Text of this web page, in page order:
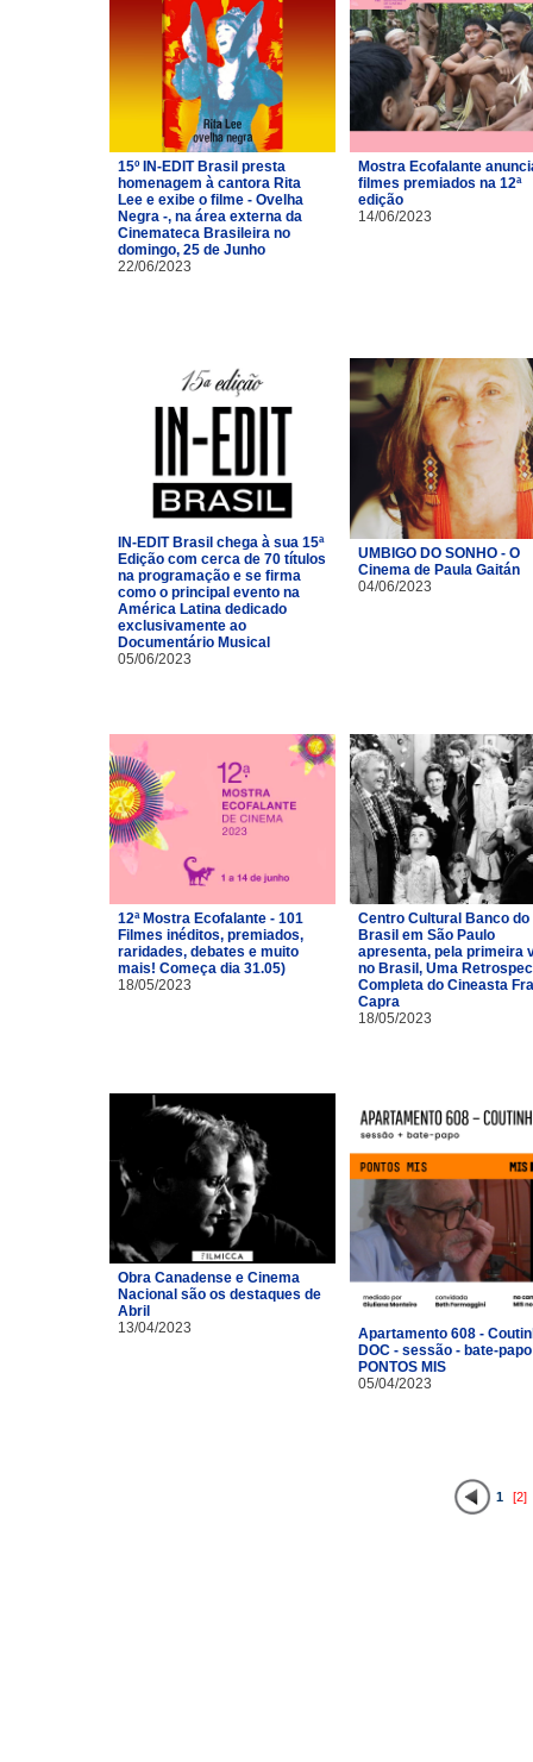
15º IN-EDIT Brasil presta
homenagem à cantora Rita
Lee e exibe o filme - Ovelha
Negra -, na área externa da
Cinemateca Brasileira no
domingo, 25 de Junho
22/06/2023
Mostra Ecofalante
filmes premiados na 12ª
edição
14/06/2023
IN-EDIT Brasil chega à sua 15ª
Edição com cerca de 70 títulos
na programação e se firma
como o principal evento na
América Latina dedicado
exclusivamente ao
Documentário Musical
05/06/2023
UMBIGO DO SONHO - O
Cinema de Paula Gaitán
04/06/2023
12ª Mostra Ecofalante - 101
Filmes inéditos, premiados,
raridades, debates e muito
mais! Começa dia 31.05)
18/05/2023
Centro Cultural Banco do
Brasil em São Paulo
apresenta, pela primeira
no Brasil, Uma
Completa do Cineasta
Capra
18/05/2023
Obra Canadense e Cinema
Nacional são os destaques de
Abril
13/04/2023
Apartamento 608 -
DOC - sessão - bate-
PONTOS MIS
05/04/2023
1 [2]